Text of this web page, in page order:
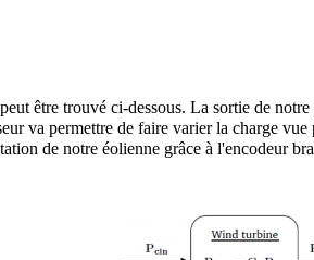
être trouvé ci-dessous. La sortie de
va permettre de faire varier la charge
de notre éolienne grâce à l'encodeur